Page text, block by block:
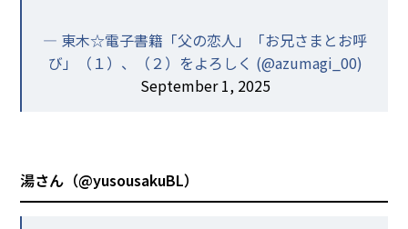
— 東木☆電子書籍「父の恋人」「お兄さまとお呼
び」（１）、（２）をよろしく (@azumagi_00)
September 1, 2025
湯さん（@yusousakuBL）